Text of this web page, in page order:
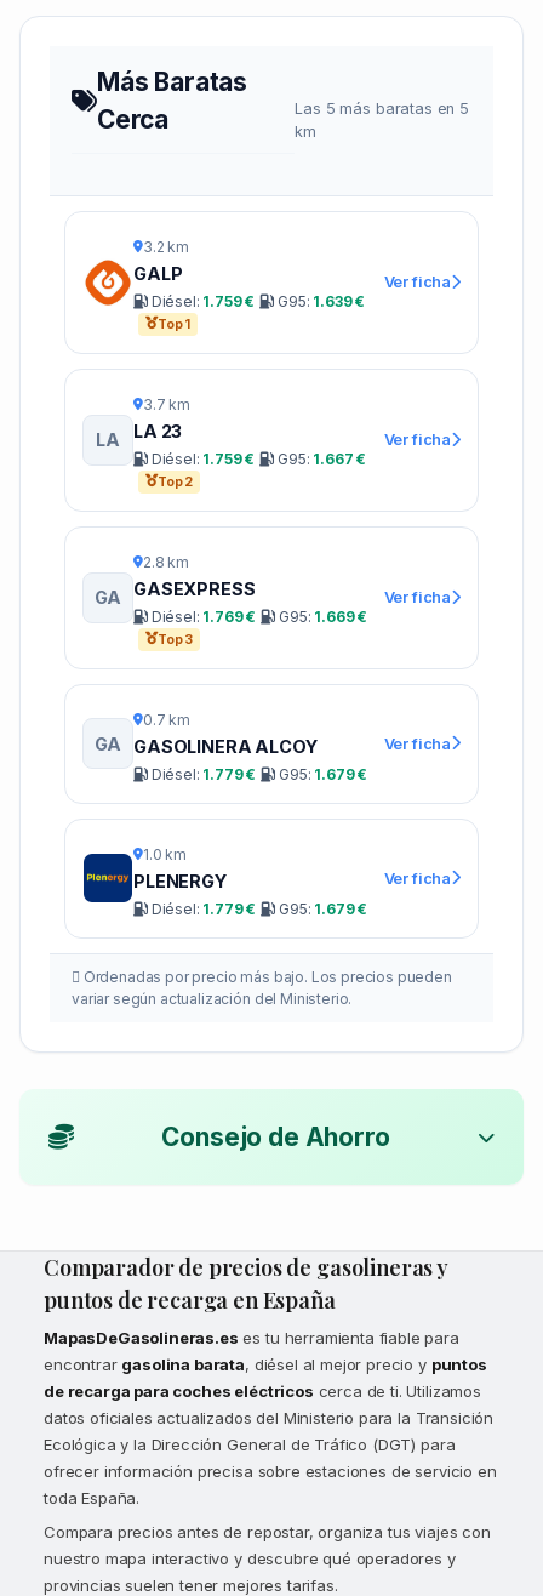
Más Baratas
Cerca
Las 5 más baratas en 5
km
3.2 km
GALP
Diésel: 1.759 € G95: 1.639 €
Top 1
Ver ficha
LA
3.7 km
LA 23
Diésel: 1.759 € G95: 1.667 €
Top 2
Ver ficha
GA
2.8 km
GASEXPRESS
Diésel: 1.769 € G95: 1.669 €
Top 3
Ver ficha
GA
0.7 km
GASOLINERA ALCOY
Diésel: 1.779 € G95: 1.679 €
Ver ficha
1.0 km
PLENERGY
Diésel: 1.779 € G95: 1.679 €
Ver ficha
Ordenadas por precio más bajo. Los precios pueden
variar según actualización del Ministerio.
Consejo de Ahorro
Comparador de precios de gasolineras y
puntos de recarga en España
MapasDeGasolineras.es es tu herramienta fiable para
encontrar gasolina barata, diésel al mejor precio y puntos
de recarga para coches eléctricos cerca de ti. Utilizamos
datos oficiales actualizados del Ministerio para la Transición
Ecológica y la Dirección General de Tráfico (DGT) para
ofrecer información precisa sobre estaciones de servicio en
toda España.
Compara precios antes de repostar, organiza tus viajes con
nuestro mapa interactivo y descubre qué operadores y
provincias suelen tener mejores tarifas.